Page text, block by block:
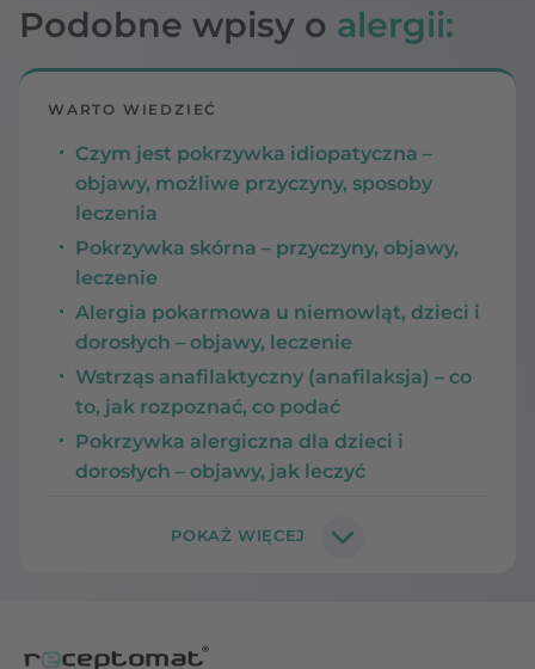
Podobne wpisy o alergii:
WARTO WIEDZIEĆ
Czym jest pokrzywka idiopatyczna –
objawy, możliwe przyczyny, sposoby
leczenia
Pokrzywka skórna – przyczyny, objawy,
leczenie
Alergia pokarmowa u niemowląt, dzieci i
dorosłych – objawy, leczenie
Wstrząs anafilaktyczny (anafilaksja) – co
to, jak rozpoznać, co podać
Pokrzywka alergiczna dla dzieci i
dorosłych – objawy, jak leczyć